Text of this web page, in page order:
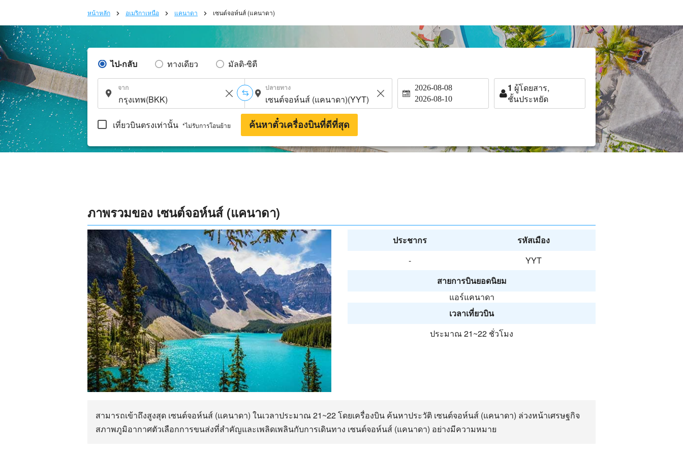
หน้าหลัก อเมริกาเหนือ แคนาดา เซนต์จอห์นส์ (แคนาดา)
ไป-กลับ ทางเดียว มัลติ-ซิตี้
จาก ปลายทาง 2026-08-08
2026-08-10
1 ผู้โดยสาร,
ชั้นประหยัด
เที่ยวบินตรงเท่านั้น *ไม่รับการโอนย้าย ค้นหาตั๋วเครื่องบินที่ดีที่สุด
ภาพรวมของ เซนต์จอห์นส์ (แคนาดา)
ประชากร
รหัสเมือง
-
YYT
สายการบินยอดนิยม
แอร์แคนาดา
เวลาเที่ยวบิน
ประมาณ 21~22 ชั่วโมง
สามารถเข้าถึงสูงสุด เซนต์จอห์นส์ (แคนาดา) ในเวลาประมาณ 21~22 โดยเครื่องบิน ค้นหาประวัติ เซนต์จอห์นส์ (แคนาดา) ล่วงหน้าเศรษฐกิจ
สภาพภูมิอากาศตัวเลือกการขนส่งที่สำคัญและเพลิดเพลินกับการเดินทาง เซนต์จอห์นส์ (แคนาดา) อย่างมีความหมาย